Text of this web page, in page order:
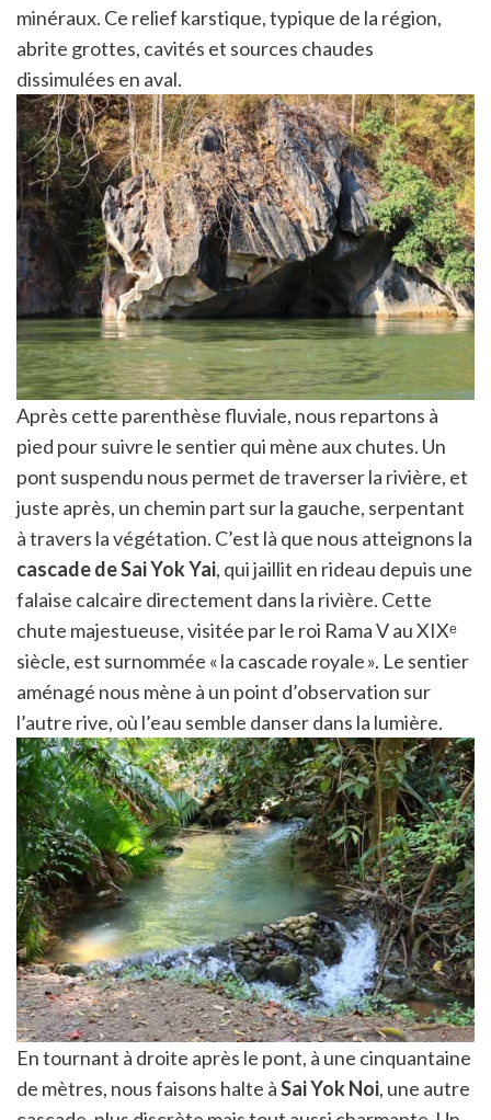
minéraux. Ce relief karstique, typique de la région,
abrite grottes, cavités et sources chaudes
dissimulées en aval.
Après cette parenthèse fluviale, nous repartons à
pied pour suivre le sentier qui mène aux chutes. Un
pont suspendu nous permet de traverser la rivière, et
juste après, un chemin part sur la gauche, serpentant
à travers la végétation. C’est là que nous atteignons la
cascade de Sai Yok Yai, qui jaillit en rideau depuis une
falaise calcaire directement dans la rivière. Cette
chute majestueuse, visitée par le roi Rama V au XIXᵉ
siècle, est surnommée « la cascade royale ». Le sentier
aménagé nous mène à un point d’observation sur
l’autre rive, où l’eau semble danser dans la lumière.
En tournant à droite après le pont, à une cinquantaine
de mètres, nous faisons halte àSai Yok Noi, une autre